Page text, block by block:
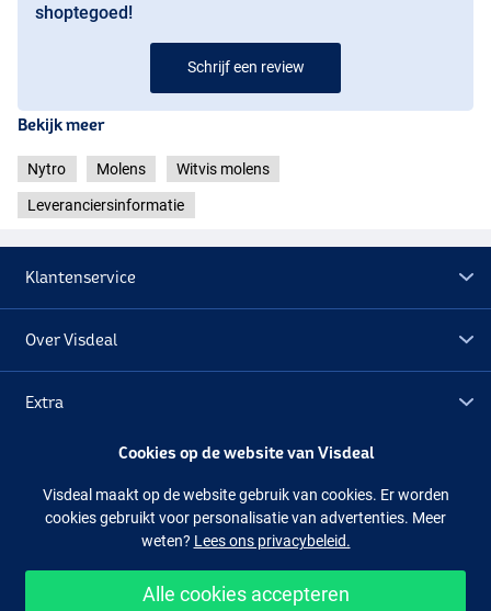
shoptegoed!
Schrijf een review
Bekijk meer
Nytro Molens Witvis molens
Leveranciersinformatie
Klantenservice
Over Visdeal
Extra
Facebook Instagram
Cookies op de website van Visdeal
Visdeal maakt op de website gebruik van cookies. Er worden
cookies gebruikt voor personalisatie van advertenties. Meer
weten? Lees ons privacybeleid.
Alle cookies accepteren